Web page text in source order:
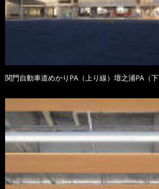
関門自動車道めかりPA（上り線）壇之浦PA（下